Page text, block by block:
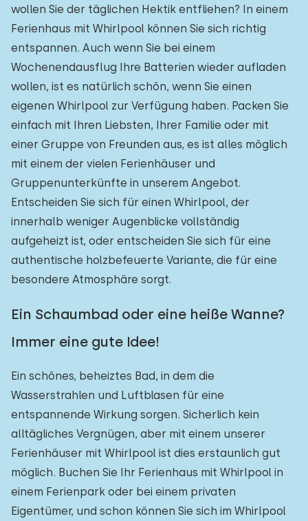
wollen Sie der täglichen Hektik entfliehen? In einem
Ferienhaus mit Whirlpool können Sie sich richtig
entspannen. Auch wenn Sie bei einem
Wochenendausflug Ihre Batterien wieder aufladen
wollen, ist es natürlich schön, wenn Sie einen
eigenen Whirlpool zur Verfügung haben. Packen Sie
einfach mit Ihren Liebsten, Ihrer Familie oder mit
einer Gruppe von Freunden aus, es ist alles möglich
mit einem der vielen Ferienhäuser und
Gruppenunterkünfte in unserem Angebot.
Entscheiden Sie sich für einen Whirlpool, der
innerhalb weniger Augenblicke vollständig
aufgeheizt ist, oder entscheiden Sie sich für eine
authentische holzbefeuerte Variante, die für eine
besondere Atmosphäre sorgt.
Ein Schaumbad oder eine heiße Wanne?
Immer eine gute Idee!
Ein schönes, beheiztes Bad, in dem die
Wasserstrahlen und Luftblasen für eine
entspannende Wirkung sorgen. Sicherlich kein
alltägliches Vergnügen, aber mit einem unserer
Ferienhäuser mit Whirlpool ist dies erstaunlich gut
möglich. Buchen Sie Ihr Ferienhaus mit Whirlpool in
einem Ferienpark oder bei einem privaten
Eigentümer, und schon können Sie sich im Whirlpool